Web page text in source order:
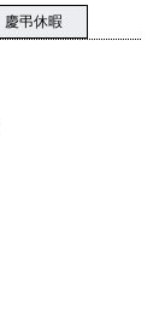
慶弔休暇